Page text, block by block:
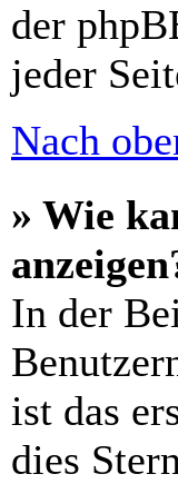
der
jeder
Nach
» Wie
In der
ist das
dies